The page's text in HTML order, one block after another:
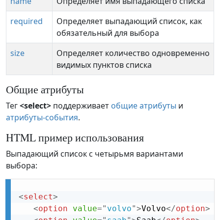
required
Определяет выпадающий список, как
обязательный для выбора
size
Определяет количество одновременно
видимых пунктов списка
Общие атрибуты
Тег<select> поддерживает общие атрибуты и
атрибуты-события.
HTML пример использования
Выпадающий список с четырьмя вариантами
выбора:
<select>
<option value=" volvo">Volvo</option>